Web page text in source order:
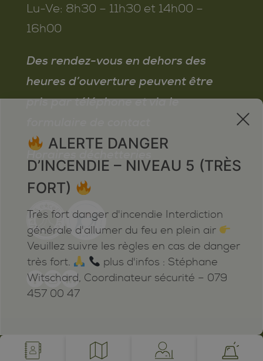
Lu-Ve: 8h30 – 11h30 et 14h00 –
16h00
Des rendez-vous en dehors des
heures d’ouverture peuvent être
pris par téléphone et via le
Horaires déchetteries
powered by /BOOMERANG
x
ALERTE DANGER
D’INCENDIE – NIVEAU 5 (TRÈS
FORT)
Très fort danger d'incendie Interdiction
générale d'allumer du feu en plein air
Veuillez suivre les règles en cas de danger
très fort.
plus d'infos : Stéphane
Witschard, Coordinateur sécurité – 079
457 00 47